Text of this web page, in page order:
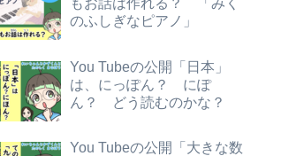
もお話は作れる？ 「みく
のふしぎなピアノ」
You Tubeの公開「日本」
は、にっぽん？ にぽ
ん？ どう読むのかな？
You Tubeの公開「大きな数